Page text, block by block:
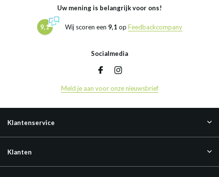
Uw mening is belangrijk voor ons!
9,1 Wij scoren een 9,1 op Feedbackcompany
Socialmedia
Meld je aan voor onze nieuwsbrief
Klantenservice
Klanten